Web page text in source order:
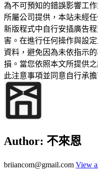
為不可預知的錯誤影響工
所屬公司提供，本站未經
新版程式中自行安插廣告
害。在進行任何操作與設
資料，避免因為未依指示
損。當您依照本文所提供
此注意事項並同意自行承
Author: 不來恩
briiancom@gmail.com View